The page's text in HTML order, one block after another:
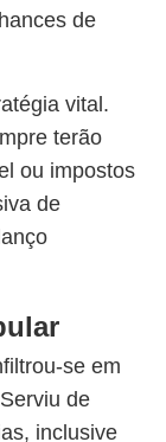
de
vital.
terão
ou impostos
de
se em
de
inclusive